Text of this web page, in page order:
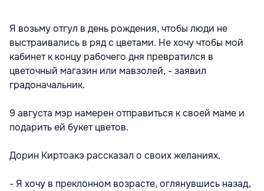
Я возьму отгул в день рождения, чтобы люди не
выстраивались в ряд с цветами. Не хочу чтобы мой
кабинет к концу рабочего дня превратился в
цветочный магазин или мавзолей, - заявил
градоначальник.
9 августа мэр намерен отправиться к своей маме и
подарить ей букет цветов.
Дорин Киртоакэ рассказал о своих желаниях.
- Я хочу в преклонном возрасте, оглянувшись назад,